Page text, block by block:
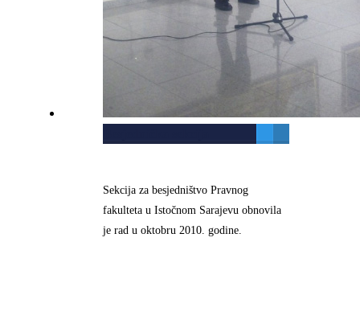
Sekcija za besjedništvo Pravnog
fakulteta u Istočnom Sarajevu obnovila
je rad u oktobru 2010. godine.